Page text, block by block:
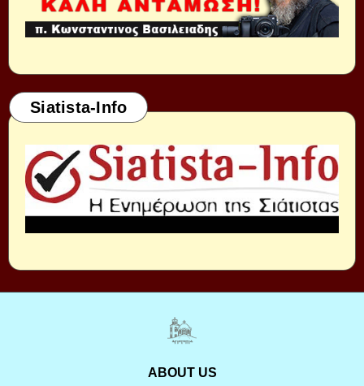
Siatista-Info
ABOUT US